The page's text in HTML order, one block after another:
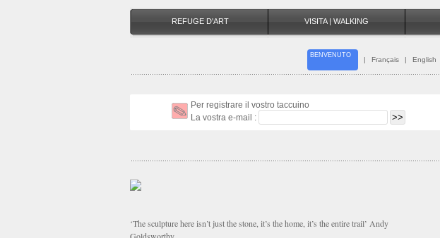
REFUGE D'ART VISITA | WALKING
BENVENUTO
| Français | English
Per registrare il vostro taccuino
La vostra e-mail :
‘The sculpture here isn’t just the stone, it’s the home, it’s the entire trail’ Andy